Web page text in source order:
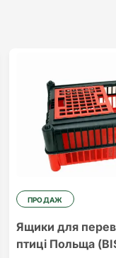
ПРОДАЖ
Ящики для
птиці Польща